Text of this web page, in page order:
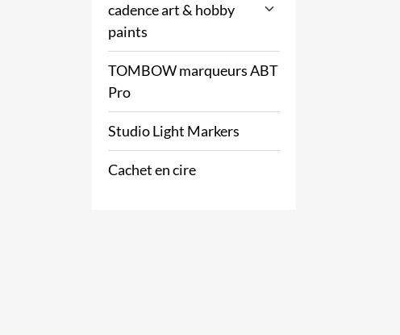
cadence art & hobby
paints
TOMBOW marqueurs ABT
Pro
Studio Light Markers
Cachet en cire